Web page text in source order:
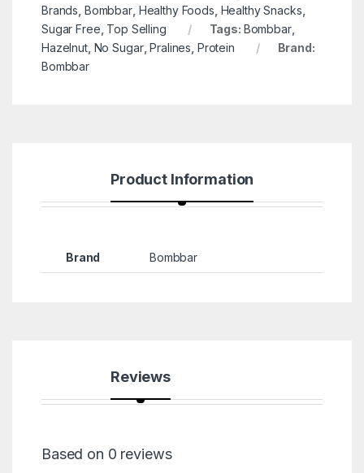
Brands Bombbar, Healthy Foods Healthy Snacks
Sugar Free Top Selling Tags: Bombbar,
Hazelnut, No Sugar,Pralines Protein
Brand:
Bombbar
Product Information
Brand Bombbar
Reviews
Based on 0 reviews